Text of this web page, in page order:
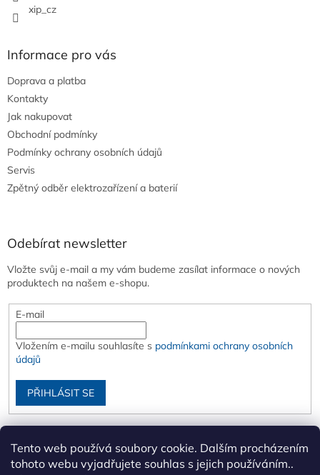
Tento web používá soubory cookie. Dalším procházením
tohoto webu vyjadřujete souhlas s jejich používáním..
xip_cz
Informace pro vás
Doprava a platba
Kontakty
Jak nakupovat
Obchodní podmínky
Podmínky ochrany osobních údajů
Servis
Zpětný odběr elektrozařízení a baterií
Odebírat newsletter
Vložte svůj e-mail a my vám budeme zasílat informace o nových
produktech na našem e-shopu.
E-mail
Vložením e-mailu souhlasíte s podmínkami ochrany osobních
údajů
PŘIHLÁSIT SE